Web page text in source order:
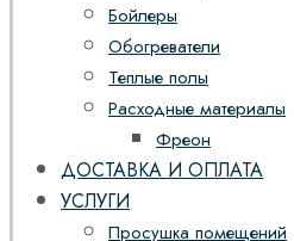
Бойлеры
Обогреватели
Теплые полы
Расходные материалы
Фреон
ДОСТАВКА И ОПЛАТА
УСЛУГИ
Просушка помещений